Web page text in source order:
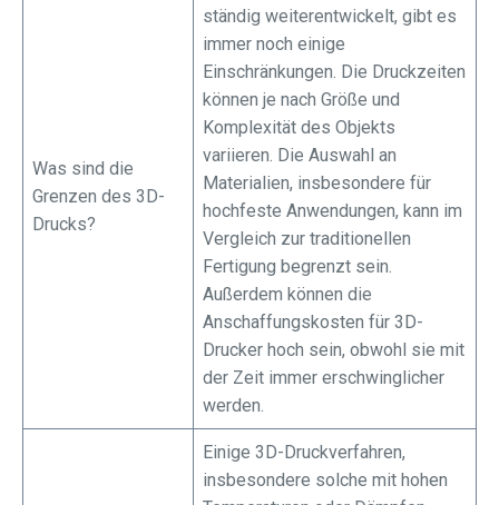
Was sind die
Grenzen des 3D-
Drucks?
ständig weiterentwickelt, gibt es
immer noch einige
Einschränkungen. Die Druckzeiten
können je nach Größe und
Komplexität des Objekts
variieren. Die Auswahl an
Materialien, insbesondere für
hochfeste Anwendungen, kann im
Vergleich zur traditionellen
Fertigung begrenzt sein.
Außerdem können die
Anschaffungskosten für 3D-
Drucker hoch sein, obwohl sie mit
der Zeit immer erschwinglicher
werden.
Einige 3D-Druckverfahren,
insbesondere solche mit hohen